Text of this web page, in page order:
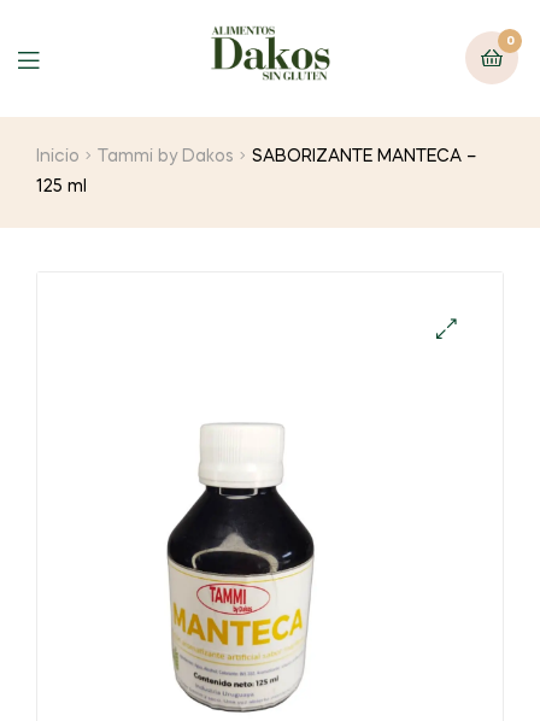
Menu
0
Inicio Tammi by Dakos
SABORIZANTE MANTECA –
125 ml